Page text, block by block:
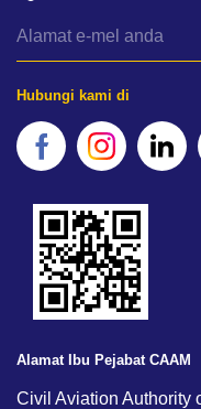
Hubungi kami di
Alamat Ibu Pejabat CAAM
Civil Aviation Authority